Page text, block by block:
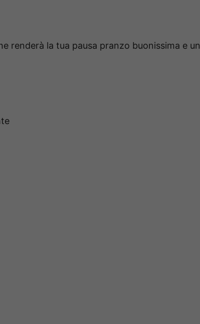
renderà la tua pausa pranzo buonissima e un